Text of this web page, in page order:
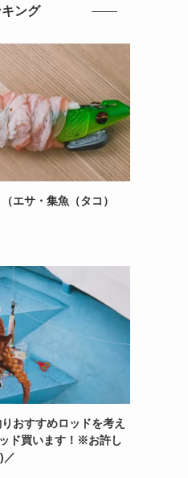
ング
エサ・集魚（タコ）
おすすめロッドを考え
ド買います！※お許し
／